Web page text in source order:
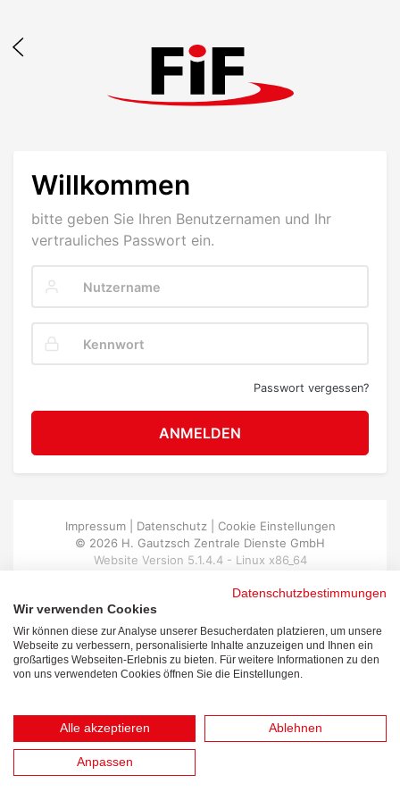
Willkommen
bitte geben Sie Ihren Benutzernamen und Ihr
vertrauliches Passwort ein.
Passwort vergessen?
ANMELDEN
Impressum| Datenschutz| Cookie Einstellungen
© 2026 H. Gautzsch Zentrale Dienste GmbH
Website Version 5.1.4.4 - Linux x86_64
Datenschutzbestimmungen
Wir verwenden Cookies
Wir können diese zur Analyse unserer Besucherdaten platzieren, um unsere
Webseite zu verbessern, personalisierte Inhalte anzuzeigen und Ihnen ein
großartiges Webseiten-Erlebnis zu bieten. Für weitere Informationen zu den
von uns verwendeten Cookies öffnen Sie die Einstellungen.
Alle akzeptieren Ablehnen
Anpassen